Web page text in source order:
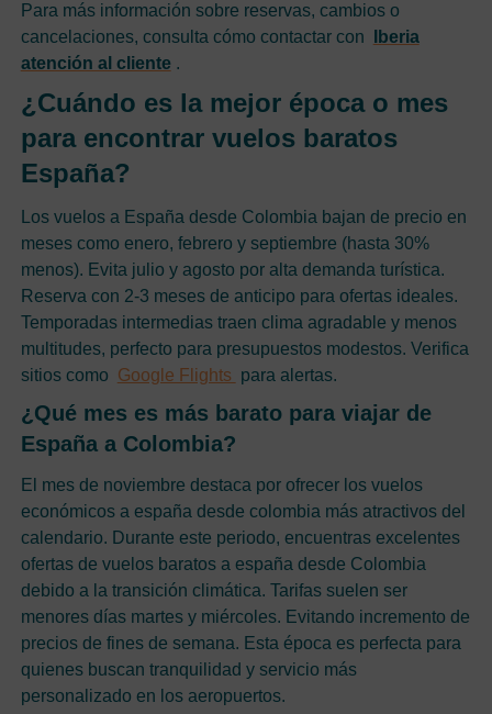
Para más información sobre reservas, cambios o
cancelaciones, consulta cómo contactar con
Iberia
atención al cliente .
¿Cuándo es la mejor época o mes
para encontrar vuelos baratos
España?
Los vuelos a España desde Colombia bajan de precio en
meses como enero, febrero y septiembre (hasta 30%
menos). Evita julio y agosto por alta demanda turística.
Reserva con 2-3 meses de anticipo para ofertas ideales.
Temporadas intermedias traen clima agradable y menos
multitudes, perfecto para presupuestos modestos. Verifica
sitios como Google Flights para alertas.
¿Qué mes es más barato para viajar de
España a Colombia?
El mes de noviembre destaca por ofrecer los vuelos
económicos a españa desde colombia más atractivos del
calendario. Durante este periodo, encuentras excelentes
ofertas de vuelos baratos a españa desde Colombia
debido a la transición climática. Tarifas suelen ser
menores días martes y miércoles. Evitando incremento de
precios de fines de semana. Esta época es perfecta para
quienes buscan tranquilidad y servicio más
personalizado en los aeropuertos.